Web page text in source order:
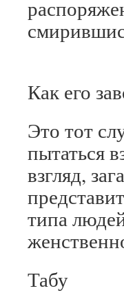
Как его
Это тот
пытаться
взгляд,
типа
Табу